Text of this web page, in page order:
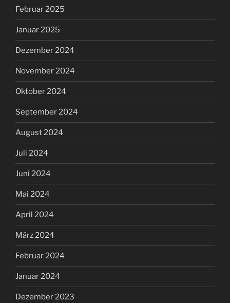
Februar 2025
Januar 2025
Dezember 2024
November 2024
Oktober 2024
September 2024
August 2024
Juli 2024
Juni 2024
Mai 2024
April 2024
März 2024
Februar 2024
Januar 2024
Dezember 2023